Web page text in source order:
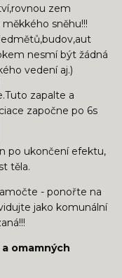
zem
sněhu!!!
nesmí být žádná
vedení aj.)
zapalte a
započne po 6s
po ukončení efektu,
těla.
- ponořte na
jako komunální
omamných